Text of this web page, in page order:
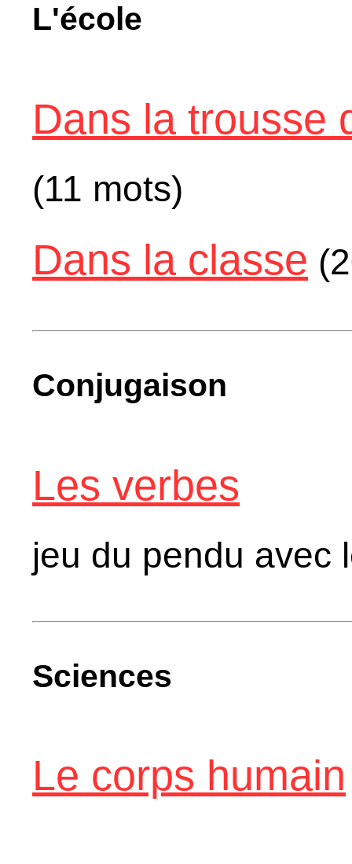
L'école
Dans la trousse
(11 mots)
Dans la classe
Conjugaison
Les verbes
jeu du pendu avec
Sciences
Le corps humain